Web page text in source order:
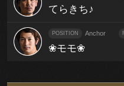
てらきち♪
POSITION Anchor
❀モモ❀